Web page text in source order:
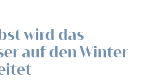
wird das
auf den Winter